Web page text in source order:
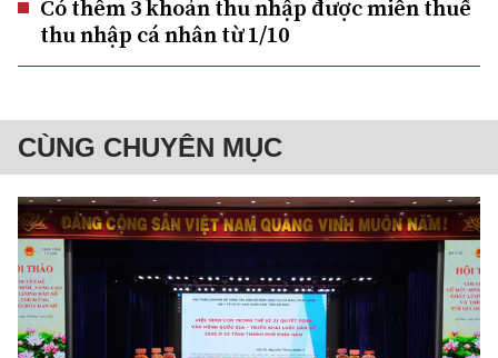
Có thêm 3 khoản thu nhập được miễn thuế
thu nhập cá nhân từ 1/10
CÙNG CHUYÊN MỤC